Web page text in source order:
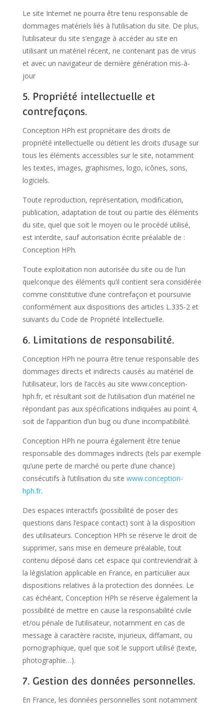
Le site Internet ne pourra être tenu responsable de
dommages matériels liés à l’utilisation du site. De plus,
l’utilisateur du site s’engage à accéder au site en
utilisant un matériel récent, ne contenant pas de virus
et avec un navigateur de dernière génération mis-à-
jour
5. Propriété intellectuelle et
contrefaçons.
Conception HPh est propriétaire des droits de
propriété intellectuelle ou détient les droits d’usage sur
tous les éléments accessibles sur le site, notamment
les textes, images, graphismes, logo, icônes, sons,
logiciels.
Toute reproduction, représentation, modification,
publication, adaptation de tout ou partie des éléments
du site, quel que soit le moyen ou le procédé utilisé,
est interdite, sauf autorisation écrite préalable de :
Conception HPh.
Toute exploitation non autorisée du site ou de l’un
quelconque des éléments qu’il contient sera considérée
comme constitutive d’une contrefaçon et poursuivie
conformément aux dispositions des articles L.335-2 et
suivants du Code de Propriété Intellectuelle.
6. Limitations de responsabilité.
Conception HPh ne pourra être tenue responsable des
dommages directs et indirects causés au matériel de
l’utilisateur, lors de l’accès au site www.conception-
hph.fr, et résultant soit de l’utilisation d’un matériel ne
répondant pas aux spécifications indiquées au point 4,
soit de l’apparition d’un bug ou d’une incompatibilité.
Conception HPh ne pourra également être tenue
responsable des dommages indirects (tels par exemple
qu’une perte de marché ou perte d’une chance)
consécutifs à l’utilisation du site www.conception-
hph.fr.
Des espaces interactifs (possibilité de poser des
questions dans l’espace contact) sont à la disposition
des utilisateurs. Conception HPh se réserve le droit de
supprimer, sans mise en demeure préalable, tout
contenu déposé dans cet espace qui contreviendrait à
la législation applicable en France, en particulier aux
dispositions relatives à la protection des données. Le
cas échéant, Conception HPh se réserve également la
possibilité de mettre en cause la responsabilité civile
et/ou pénale de l’utilisateur, notamment en cas de
message à caractère raciste, injurieux, diffamant, ou
pornographique, quel que soit le support utilisé (texte,
photographie…).
7. Gestion des données personnelles.
En France, les données personnelles sont notamment